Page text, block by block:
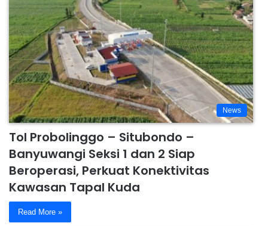
News
Tol Probolinggo – Situbondo –
Banyuwangi Seksi 1 dan 2 Siap
Beroperasi, Perkuat Konektivitas
Kawasan Tapal Kuda
Read More »